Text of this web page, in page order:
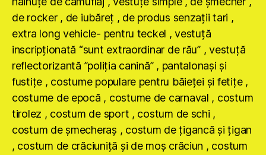
de rocker , de iubăreţ , de produs senzaţii tari ,
extra long vehicle- pentru teckel , vestuţă
inscripţionată “sunt extraordinar de rău” , vestuţă
reflectorizantă ”poliţia canină” , pantalonaşi şi
fustiţe , costume populare pentru băieţei şi fetiţe ,
costume de epocă , costume de carnaval , costum
tirolez , costum de sport , costum de schi ,
costum de şmecheraş , costum de ţigancă şi ţigan
, costum de crăciuniţă şi de moş crăciun , costum